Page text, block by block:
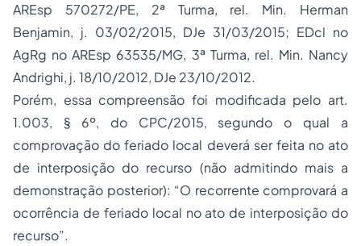
AREsp 570272/PE, 2ª Turma, rel. Min. Herman
Benjamin, j. 03/02/2015, DJe 31/03/2015; EDcl no
AgRg no AREsp 63535/MG, 3ª Turma, rel. Min. Nancy
Andrighi, j. 18/10/2012, DJe 23/10/2012.
Porém, essa compreensão foi modificada pelo art.
1.003, § 6º, do CPC/2015, segundo o qual a
comprovação do feriado local deverá ser feita no ato
de interposição do recurso (não admitindo mais a
demonstração posterior): “O recorrente comprovará a
ocorrência de feriado local no ato de interposição do
recurso”.